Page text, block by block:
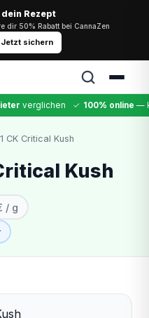
Rezept
dir 50% Rabatt bei CannaZen
Jetzt sichern
verglichen ✓ 100% online —
CannaZen
CK Critical Kush
Kush
/ g